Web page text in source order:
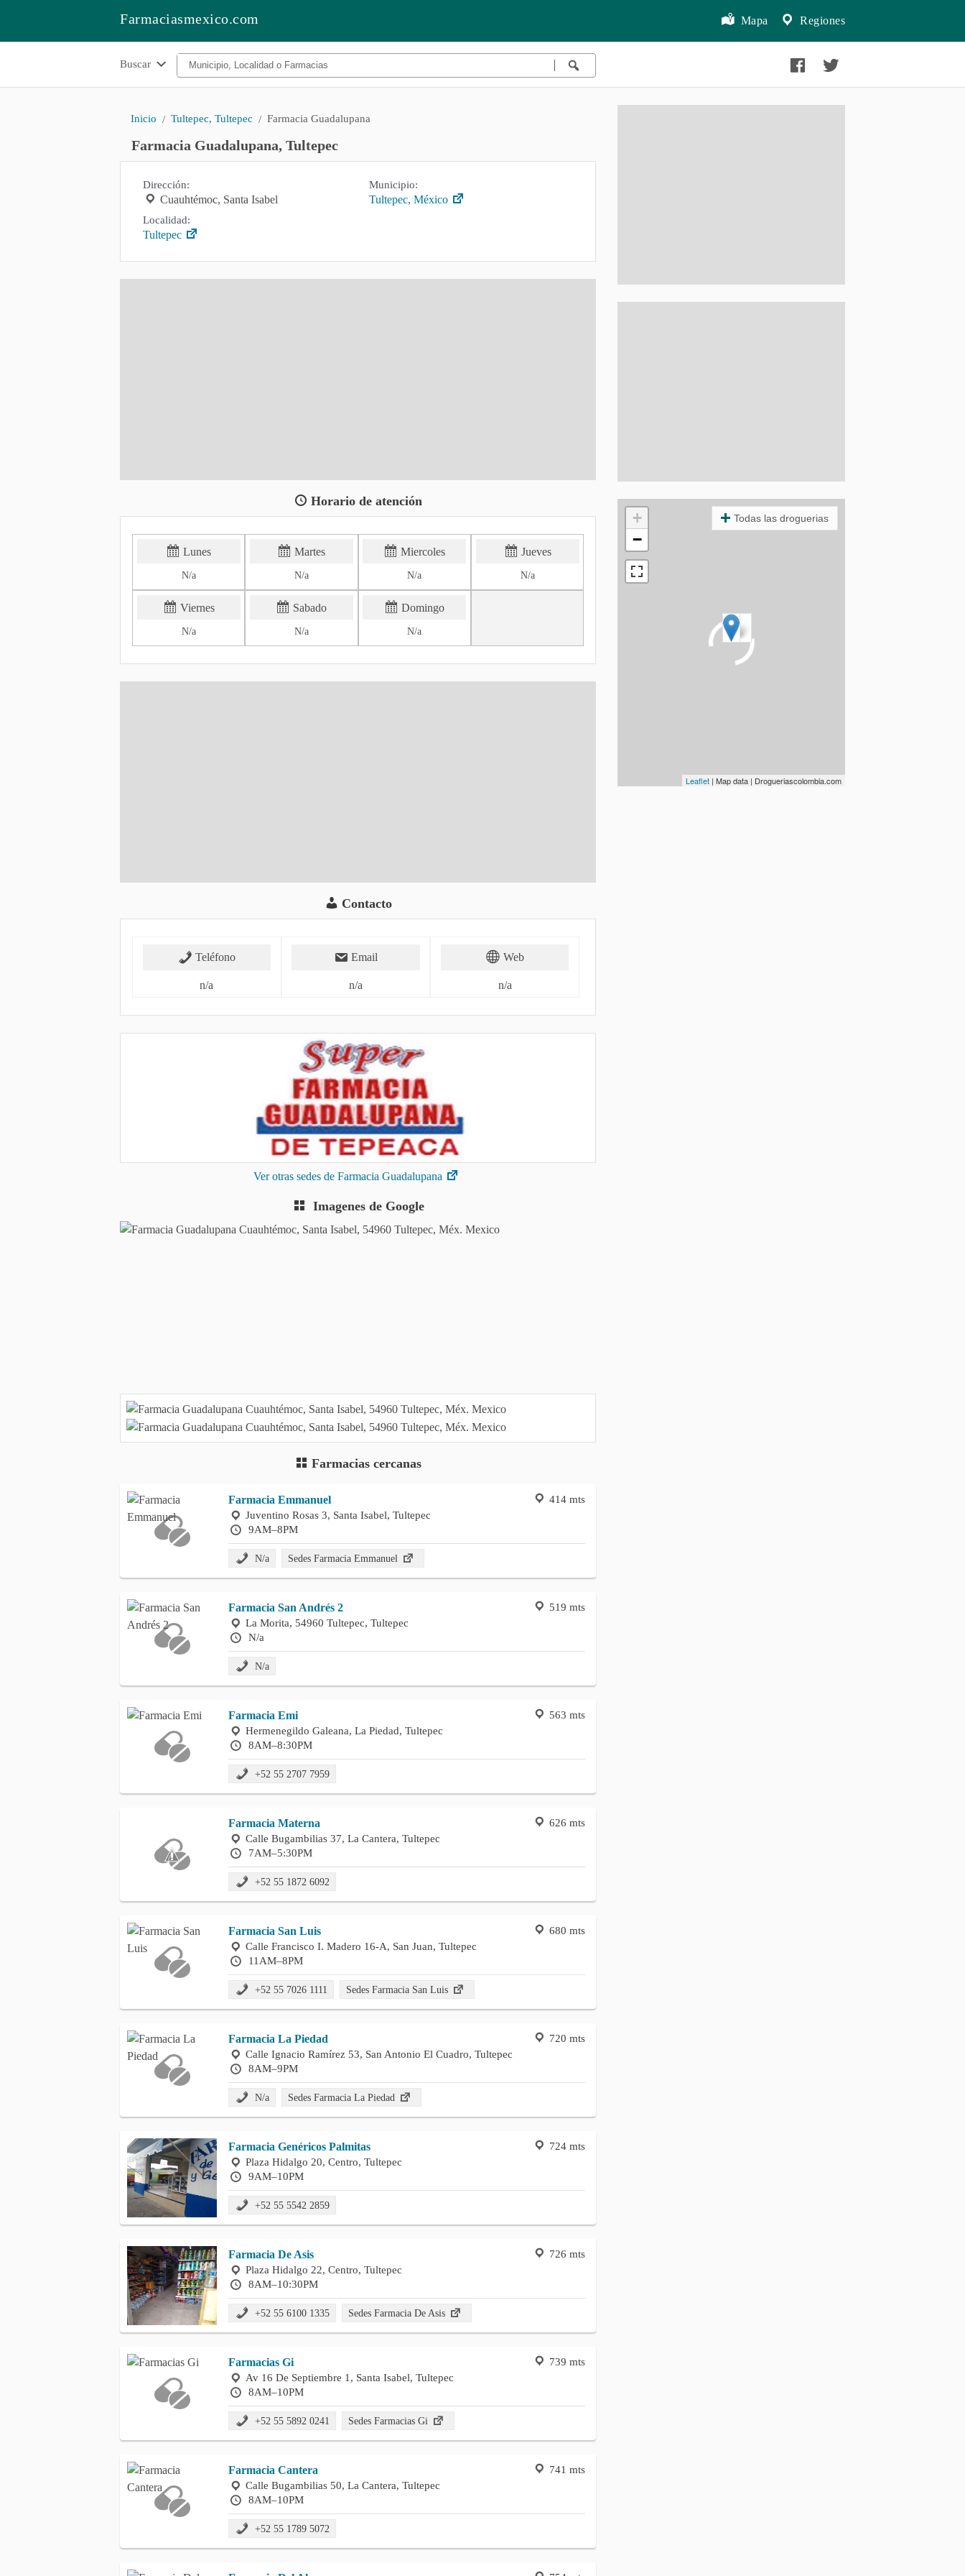
Regiones
Mapa
Farmaciasmexico.com
Buscar
Inicio Tultepec, Tultepec Farmacia Guadalupana
Farmacia Guadalupana, Tultepec
Dirección:
Cuauhtémoc, Santa Isabel
Localidad:
Tultepec
Municipio:
Tultepec, México
Horario de atención
Lunes
N/a
Martes
N/a
Miercoles
N/a
Jueves
N/a
Viernes
N/a
Sabado
N/a
Domingo
N/a
Contacto
Teléfono
n/a
Email
n/a
Web
n/a
Ver otras sedes de Farmacia Guadalupana
Imagenes de Google
Farmacias cercanas
414 mts
Farmacia Emmanuel
Juventino Rosas 3, Santa Isabel, Tultepec
9AM–8PM
N/a Sedes Farmacia Emmanuel
519 mts
Farmacia San Andrés 2
La Morita, 54960 Tultepec, Tultepec
N/a
N/a
563 mts
Farmacia Emi
Hermenegildo Galeana, La Piedad, Tultepec
8AM–8:30PM
+52 55 2707 7959
626 mts
Farmacia Materna
Calle Bugambilias 37, La Cantera, Tultepec
7AM–5:30PM
+52 55 1872 6092
680 mts
Farmacia San Luis
Calle Francisco I. Madero 16-A, San Juan, Tultepec
11AM–8PM
+52 55 7026 1111 Sedes Farmacia San Luis
720 mts
Farmacia La Piedad
Calle Ignacio Ramírez 53, San Antonio El Cuadro, Tultepec
8AM–9PM
N/a Sedes Farmacia La Piedad
724 mts
Farmacia Genéricos Palmitas
Plaza Hidalgo 20, Centro, Tultepec
9AM–10PM
+52 55 5542 2859
726 mts
Farmacia De Asis
Plaza Hidalgo 22, Centro, Tultepec
8AM–10:30PM
+52 55 6100 1335 Sedes Farmacia De Asis
739 mts
Farmacias Gi
Av 16 De Septiembre 1, Santa Isabel, Tultepec
8AM–10PM
+52 55 5892 0241 Sedes Farmacias Gi
741 mts
Farmacia Cantera
Calle Bugambilias 50, La Cantera, Tultepec
8AM–10PM
+52 55 1789 5072
+
−
Todas las droguerias
Leaflet | Map data | Drogueriascolombia.com